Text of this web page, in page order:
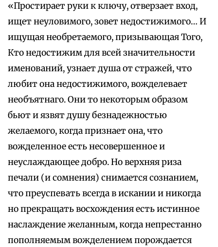
«Простирает руки к ключу, отверзает вход,
ищет неуловимого, зовет недостижимого… И
ищущая необретаемого, призывающая Того,
Кто недостижим для всей значительности
именований, узнает душа от стражей, что
любит она недостижимого, вожделевает
необъятнаго. Они то некоторым образом
бьют и язвят душу безнадежностью
желаемого, когда признает она, что
вожделенное есть несовершенное и
неуслаждающее добро. Но верхняя риза
печали (и сомнения) снимается сознанием,
что преуспевать всегда в искании и никогда
но прекращать восхождения есть истинное
наслаждение желанным, когда непрестанно
пополняемым вожделением порождается